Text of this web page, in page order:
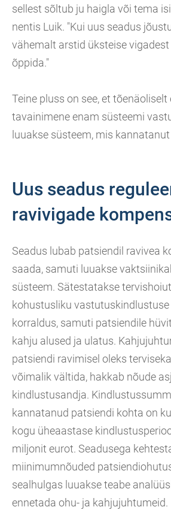
sellest sõltub ju haigla või tema
nentis Luik. "Kui uus seadus
vähemalt arstid üksteise
õppida."
Teine pluss on see, et tõenäoliselt
tavainimene enam süsteemi
luuakse süsteem, mis
Uus seadus
ravivigade
Seadus lubab patsiendil ravivea
saada, samuti luuakse
süsteem. Sätestatakse
kohustusliku
korraldus, samuti patsiendile
kahju alused ja ulatus.
patsiendi ravimisel oleks
võimalik vältida, hakkab nõude
kindlustusandja.
kannatanud patsiendi kohta on
kogu üheaastase
miljonit eurot. Seadusega
miinimumnõuded
sealhulgas luuakse teabe
ennetada ohu- ja kahjujuhtumeid.